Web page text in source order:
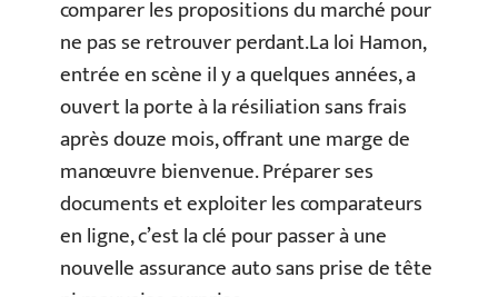
comparer les propositions du marché pour
ne pas se retrouver perdant.La loi Hamon,
entrée en scène il y a quelques années, a
ouvert la porte à la résiliation sans frais
après douze mois, offrant une marge de
manœuvre bienvenue. Préparer ses
documents et exploiter les comparateurs
en ligne, c’est la clé pour passer à une
nouvelle assurance auto sans prise de tête